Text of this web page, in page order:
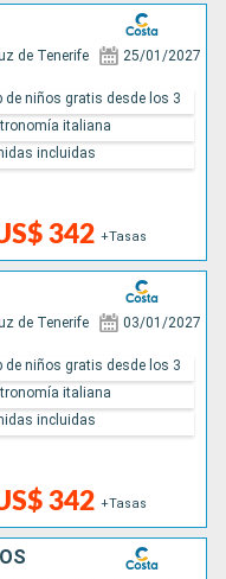
de Tenerife 25/01/2027
342 +Tasas
de niños gratis desde los 3
italiana
incluidas
de Tenerife 03/01/2027
342 +Tasas
de niños gratis desde los 3
italiana
incluidas